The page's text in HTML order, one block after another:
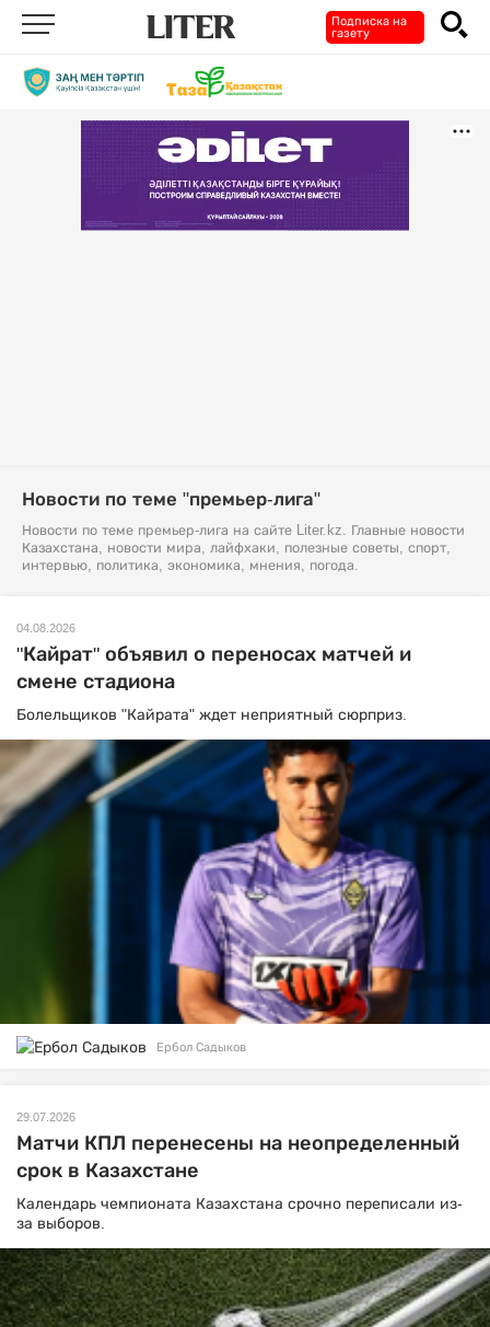
Подписка на
газету
Новости по теме "премьер-лига"
Новости по теме премьер-лига на сайте Liter.kz. Главные новости
Казахстана, новости мира, лайфхаки, полезные советы, спорт,
интервью, политика, экономика, мнения, погода.
04.08.2026
"Кайрат" объявил о переносах матчей и
смене стадиона
Болельщиков "Кайрата" ждет неприятный сюрприз.
Ербол Садыков
29.07.2026
Матчи КПЛ перенесены на неопределенный
срок в Казахстане
Календарь чемпионата Казахстана срочно переписали из-
за выборов.